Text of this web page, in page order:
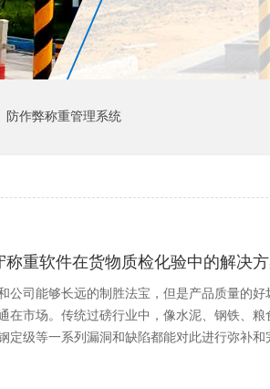
防作弊称重管理系统
称重软件在货物质检化验中的解决
公司能够长远的制胜法宝，但是产品质量的
在市场。传统过磅行业中，像水泥、钢铁、
定级等一系列漏洞和缺陷都能对此进行弥补